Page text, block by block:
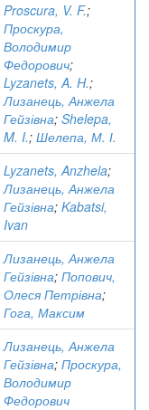
Proscura, V. F.;
Проскура,
Володимир
Федорович;
Lyzanets, A. H.;
Лизанець, Анжела
Гейзівна; Shelepa,
M. I.; Шелепа, М. І.
Lyzanets, Anzhela;
Лизанець, Анжела
Гейзівна; Kabatsi,
Ivan
Лизанець, Анжела
Гейзівна; Попович,
Олеся Петрівна;
Гога, Максим
Лизанець, Анжела
Гейзівна; Проскура,
Володимир
Федорович